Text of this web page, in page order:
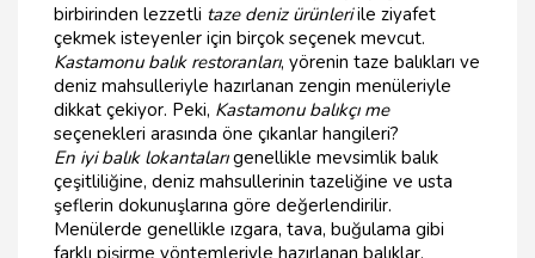
birbirinden lezzetli taze deniz ürünleriile ziyafet
çekmek isteyenler için birçok seçenek mevcut.
Kastamonu balık restoranları, yörenin taze balıkları ve
deniz mahsulleriyle hazırlanan zengin menüleriyle
dikkat çekiyor. Peki, Kastamonu balıkçı me
seçenekleri arasında öne çıkanlar hangileri?
En iyi balık lokantalarıgenellikle mevsimlik balık
çeşitliliğine, deniz mahsullerinin tazeliğine ve usta
şeflerin dokunuşlarına göre değerlendirilir.
Menülerde genellikle ızgara, tava, buğulama gibi
farklı pişirme yöntemleriyle hazırlanan balıklar,